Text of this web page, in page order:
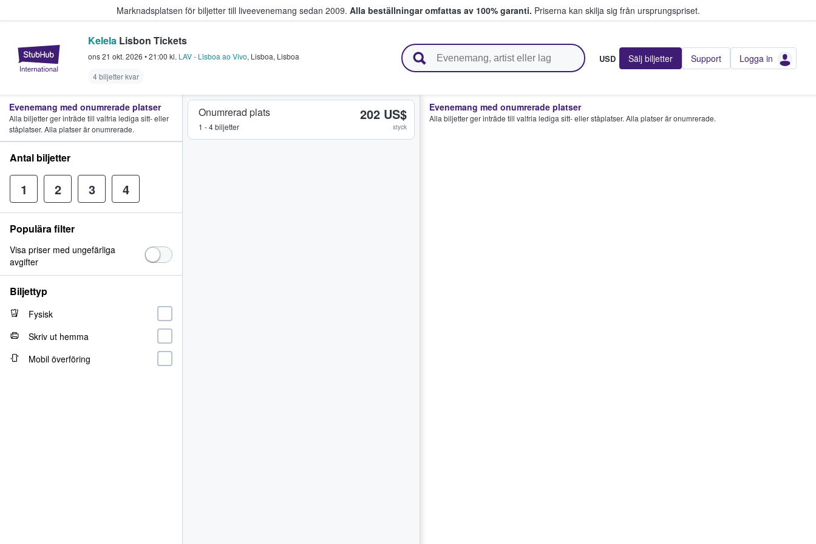
Marknadsplatsen för biljetter till liveevenemang sedan 2009. Alla beställningar omfattas av 100% garanti. Priserna kan skilja sig från ursprungspriset.
StubHub – där fans köper och säljer biljetter.
Kelela Lisbon Tickets
ons 21 okt. 2026 •21:00 kl. LAV - Lisboa ao Vivo, Lisboa, Lisboa
4 biljetter kvar
USD Sälj biljetter Support Logga in
Onumrerad plats
1 - 4 biljetter
202 US$
styck
Evenemang med onumrerade platser
Alla biljetter ger inträde till valfria lediga sitt- eller ståplatser. Alla platser är onumrerade.
Evenemang med onumrerade platser
Alla biljetter ger inträde till valfria lediga sitt- eller
ståplatser. Alla platser är onumrerade.
Antal biljetter
1 2 3 4
Populära filter
Visa priser med ungefärliga
avgifter
Biljettyp
Fysisk
Skriv ut hemma
Mobil överföring